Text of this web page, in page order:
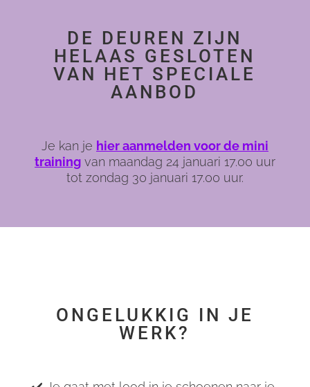
DE DEUREN ZIJN
HELAAS GESLOTEN
VAN HET SPECIALE
AANBOD
Je kan je hier aanmelden voor de mini
trainingvan maandag 24 januari 17.00 uur
tot zondag 30 januari 17.00 uur.
ONGELUKKIG IN JE
WERK?